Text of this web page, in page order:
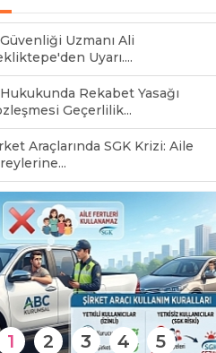
Uzmanı Ali
Uyarı....
Rekabet Yasağı
Geçerlilik...
Araçlarında SGK Krizi: Aile
1 2 3 4 5